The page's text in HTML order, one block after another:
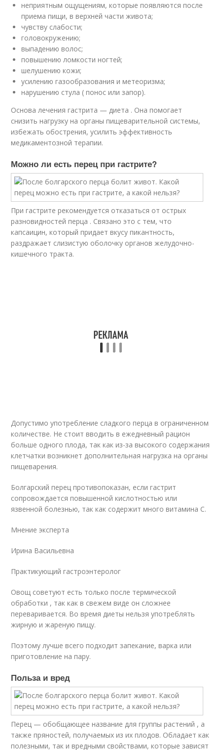
неприятным ощущениям, которые появляются после
приема пищи, в верхней части живота;
чувству слабости;
головокружению;
выпадению волос;
повышению ломкости ногтей;
шелушению кожи;
усилению газообразования и метеоризма;
нарушению стула ( понос или запор).
Основа лечения гастрита — диета . Она помогает
снизить нагрузку на органы пищеварительной системы,
избежать обострения, усилить эффективность
медикаментозной терапии.
Можно ли есть перец при гастрите?
При гастрите рекомендуется отказаться от острых
разновидностей перца . Связано это с тем, что
капсаицин, который придает вкусу пикантность,
раздражает слизистую оболочку органов желудочно-
кишечного тракта.
Допустимо употребление сладкого перца в ограниченном
количестве. Не стоит вводить в ежедневный рацион
больше одного плода, так как из-за высокого содержания
клетчатки возникнет дополнительная нагрузка на органы
пищеварения.
Болгарский перец противопоказан, если гастрит
сопровождается повышенной кислотностью или
язвенной болезнью, так как содержит много витамина С.
Мнение эксперта
Ирина Васильевна
Практикующий гастроэнтеролог
Овощ советуют есть только после термической
обработки , так как в свежем виде он сложнее
переваривается. Во время диеты нельзя употреблять
жирную и жареную пищу.
Поэтому лучше всего подходит запекание, варка или
приготовление на пару.
Польза и вред
Перец — обобщающее название для группы растений , а
также пряностей, получаемых из их плодов. Обладает как
полезными, так и вредными свойствами, которые зависят